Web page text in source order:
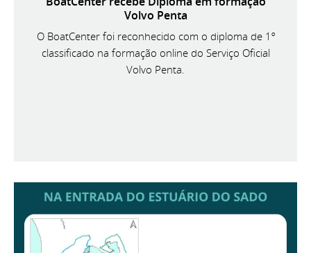
Volvo Penta
O BoatCenter foi reconhecido com o diploma de 1º
classificado na formação online do Serviço Oficial
Volvo Penta.